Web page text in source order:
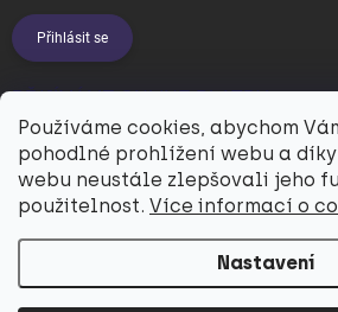
Používáme cookies, abychom
pohodlné prohlížení webu a
webu neustále zlepšovali jeho
použitelnost. Více informací o
Nastavení
Přihlásit se
PŘIJÍMÁME ONLINE PLATBY